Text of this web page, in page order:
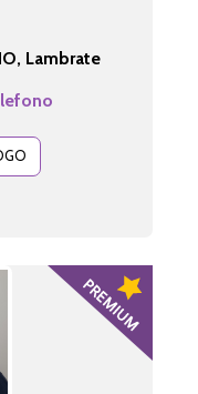
Lambrate